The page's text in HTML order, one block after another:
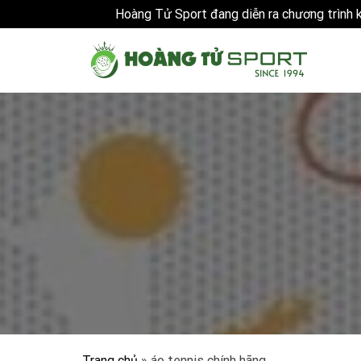
Hoàng Tử Sport đang diễn ra chương trình